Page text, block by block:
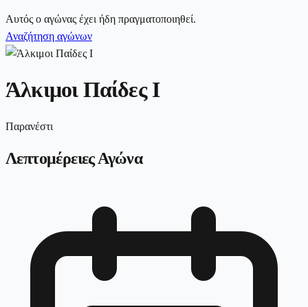
Αυτός ο αγώνας έχει ήδη πραγματοποιηθεί.
Αναζήτηση αγώνων
Άλκιμοι Παίδες Ι
Παρανέστι
Λεπτομέρειες Αγώνα